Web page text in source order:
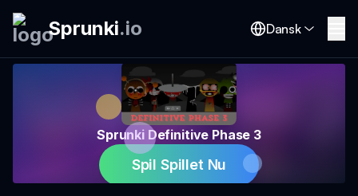
Sprunki.io Dansk
Sprunki Definitive Phase 3
Spil Spillet Nu